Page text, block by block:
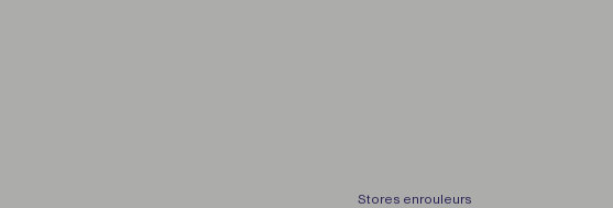
Stores enrouleurs